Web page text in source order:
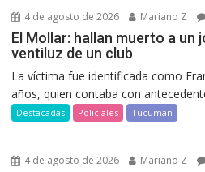
4 de agosto de 2026 Mariano Z
El Mollar: hallan muerto a un
ventiluz de un club
La víctima fue identificada como
años, quien contaba con
Destacadas Policiales Tucumán
4 de agosto de 2026 Mariano Z